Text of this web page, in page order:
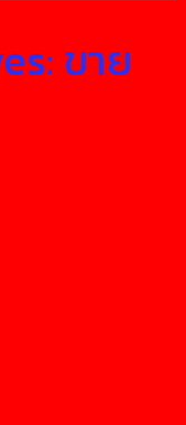
ขาย